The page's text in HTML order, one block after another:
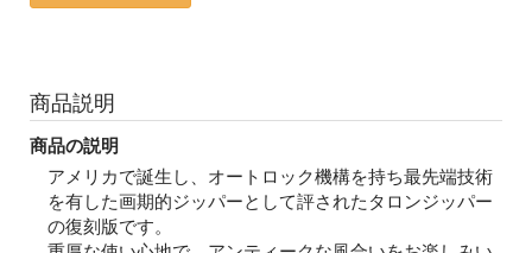
商品説明
商品の説明
アメリカで誕生し、オートロック機構を持ち最先端技術
を有した画期的ジッパーとして評されたタロンジッパー
の復刻版です。